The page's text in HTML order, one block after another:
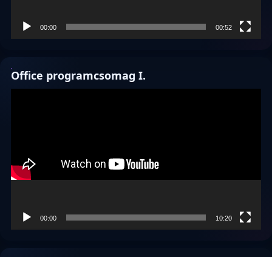
00:00 00:52
Office programcsomag I.
00:00 10:20